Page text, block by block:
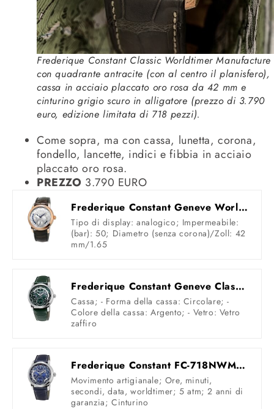
Frederique Constant Classic Worldtimer Manufacture
con quadrante antracite (con al centro il planisfero),
cassa in acciaio placcato oro rosa da 42 mm e
cinturino grigio scuro in alligatore (prezzo di 3.790
euro, edizione limitata di 718 pezzi).
Come sopra, ma con cassa, lunetta, corona,
fondello, lancette, indici e fibbia in acciaio
placcato oro rosa.
PREZZO 3.790 EURO
Frederique Constant Geneve Worldtimer Manufacture FC-718WM4H4 Orologio automatico uomo Calibro di manifattura
Tipo di display: analogico; Impermeabile:
(bar): 50; Diametro (senza corona)/Zoll: 42
mm/1.65
Frederique Constant Geneve Classic Worldtimer FC-718GRWM4H6 Orologio automatico uomo
Cassa; - Forma della cassa: Circolare; -
Colore della cassa: Argento; - Vetro: Vetro
zaffiro
Frederique Constant FC-718NWM4H6 - Orologio analogico da uomo con cinturino in pelle
Movimento artigianale; Ore, minuti,
secondi, data, worldtimer; 5 atm; 2 anni di
garanzia; Cinturino